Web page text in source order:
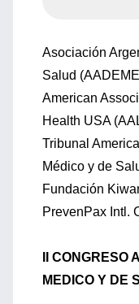
Asociación
Salud
American
Health USA
Tribunal
Médico y de
Fundación
PrevenPax Intl.
II CONGRESO
MEDICO Y DE